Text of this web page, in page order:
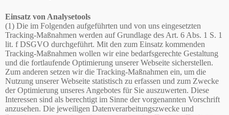
Einsatz von Analysetools
(1) Die im Folgenden aufgeführten und von uns eingesetzten
Tracking-Maßnahmen werden auf Grundlage des Art. 6 Abs. 1 S. 1
lit. f DSGVO durchgeführt. Mit den zum Einsatz kommenden
Tracking-Maßnahmen wollen wir eine bedarfsgerechte Gestaltung
und die fortlaufende Optimierung unserer Webseite sicherstellen.
Zum anderen setzen wir die Tracking-Maßnahmen ein, um die
Nutzung unserer Webseite statistisch zu erfassen und zum Zwecke
der Optimierung unseres Angebotes für Sie auszuwerten. Diese
Interessen sind als berechtigt im Sinne der vorgenannten Vorschrift
anzusehen. Die jeweiligen Datenverarbeitungszwecke und